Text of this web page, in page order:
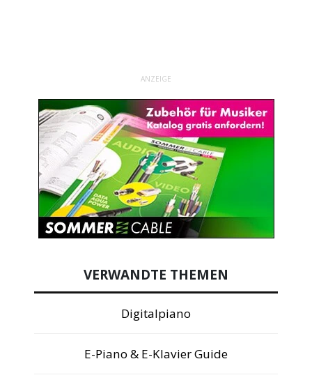
ANZEIGE
VERWANDTE THEMEN
Digitalpiano
E-Piano & E-Klavier Guide